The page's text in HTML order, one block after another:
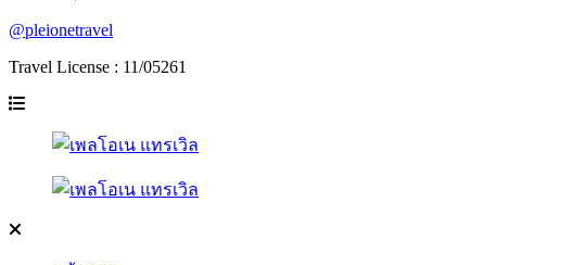
@pleionetravel
Travel License : 11/05261